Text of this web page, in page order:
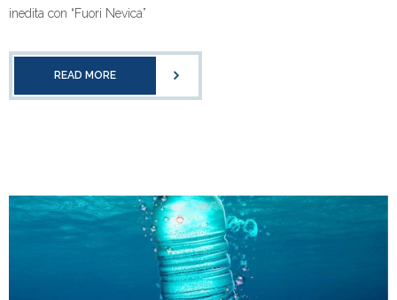
inedita con “Fuori Nevica”
READ MORE